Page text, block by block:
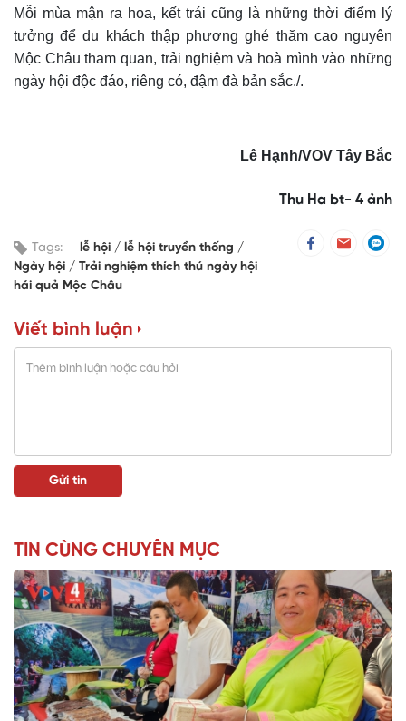
Mỗi mùa mận ra hoa, kết trái cũng là những thời điểm lý
tưởng để du khách thập phương ghé thăm cao nguyên
Mộc Châu tham quan, trải nghiệm và hoà mình vào những
ngày hội độc đáo, riêng có, đậm đà bản sắc./.
Lê Hạnh/VOV Tây Bắc
Thu Ha bt- 4 ảnh
Tags: lễ hội
lễ hội truyền thống
Ngày hội
Trải nghiệm thích thú ngày hội
hái quả Mộc Châu
Viết bình luận
TIN CÙNG CHUYÊN MỤC